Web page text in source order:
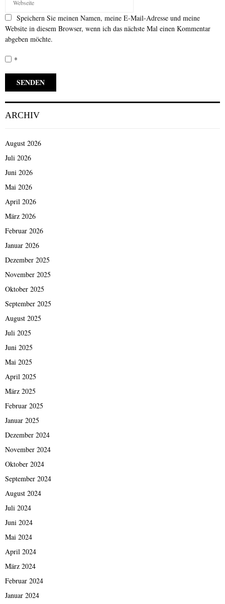
Speichern Sie meinen Namen, meine E-Mail-Adresse und meine
Website in diesem Browser, wenn ich das nächste Mal einen Kommentar
abgeben möchte.
*
ARCHIV
August 2026
Juli 2026
Juni 2026
Mai 2026
April 2026
März 2026
Februar 2026
Januar 2026
Dezember 2025
November 2025
Oktober 2025
September 2025
August 2025
Juli 2025
Juni 2025
Mai 2025
April 2025
März 2025
Februar 2025
Januar 2025
Dezember 2024
November 2024
Oktober 2024
September 2024
August 2024
Juli 2024
Juni 2024
Mai 2024
April 2024
März 2024
Februar 2024
Januar 2024